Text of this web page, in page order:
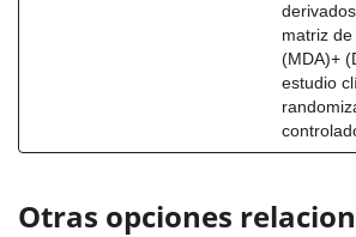
matriz
(MDA)+
estudio
Otras opciones